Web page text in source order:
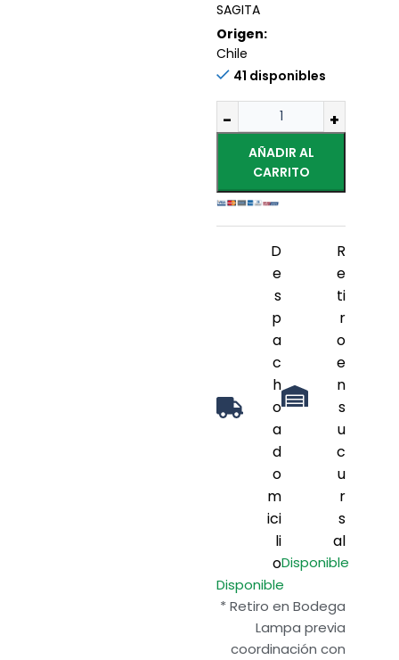
SAGITA
Origen:
Chile
41 disponibles
AÑADIR AL
CARRITO
D
e
s
p
a
c
h
o
a
d
o
m
ici
li
o
Disponible
R
e
ti
r
o
e
n
s
u
c
u
r
s
al
Disponible
* Retiro en Bodega
Lampa previa
coordinación con